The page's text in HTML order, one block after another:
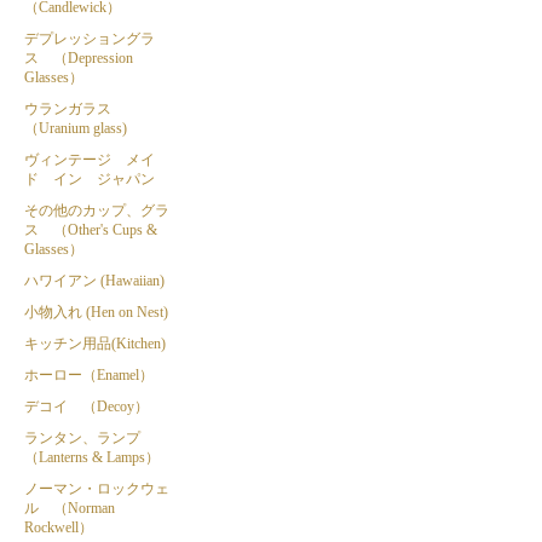
（Candlewick）
デプレッショングラ
ス （Depression
Glasses）
ウランガラス
（Uranium glass)
ヴィンテージ メイ
ド イン ジャパン
その他のカップ、グラ
ス （Other's Cups &
Glasses）
ハワイアン (Hawaiian)
小物入れ (Hen on Nest)
キッチン用品(Kitchen)
ホーロー（Enamel）
デコイ （Decoy）
ランタン、ランプ
（Lanterns & Lamps）
ノーマン・ロックウェ
ル （Norman
Rockwell）